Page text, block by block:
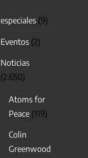
especiales (9)
Eventos (2)
Noticias
(2.650)
Atoms for
Peace (119)
Colin
Greenwood